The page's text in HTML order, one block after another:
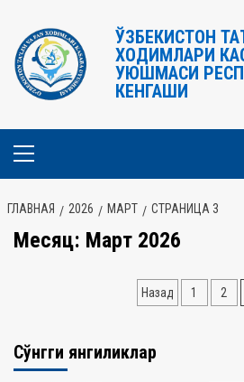
содержимому
ЎЗБЕКИСТОН
ХОДИМЛАРИ
УЮШМАСИ
КЕНГАШИ
Основное
ГЛАВНАЯ 2026 МАРТ СТРАНИЦА 3
Месяц: Март 2026
записям
Назад 1 2
Сўнгги янгиликлар